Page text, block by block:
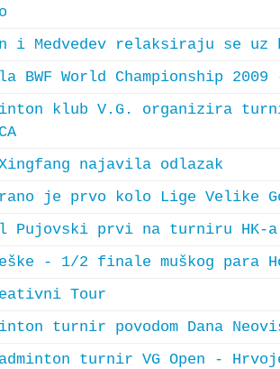
i Medvedev relaksiraju se uz
BWF World Championship
klub V.G. organizira
najavila odlazak
je prvo kolo Lige Velike
Pujovski prvi na turniru HK-a
- 1/2 finale muškog para
Tour
turnir povodom Dana
turnir VG Open -